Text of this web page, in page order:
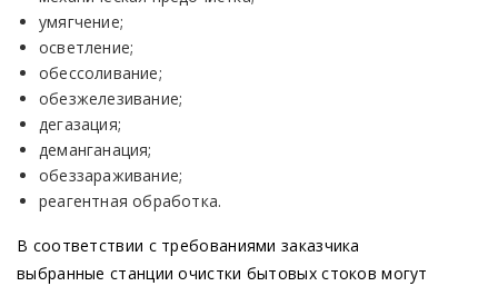
умягчение;
осветление;
обессоливание;
обезжелезивание;
дегазация;
деманганация;
обеззараживание;
реагентная обработка.
В соответствии с требованиями заказчика
выбранные станции очистки бытовых стоков могут